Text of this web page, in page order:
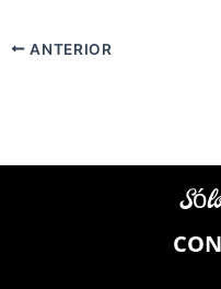
ANTERIOR